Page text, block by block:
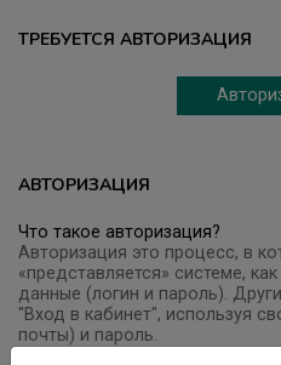
ТРЕБУЕТСЯ АВТОРИЗАЦИЯ
АВТОРИЗАЦИЯ
Что такое авторизация?
Авторизация это процесс, в
«представляется» системе,
данные (логин и пароль).
"Вход в кабинет", используя
почты) и пароль.